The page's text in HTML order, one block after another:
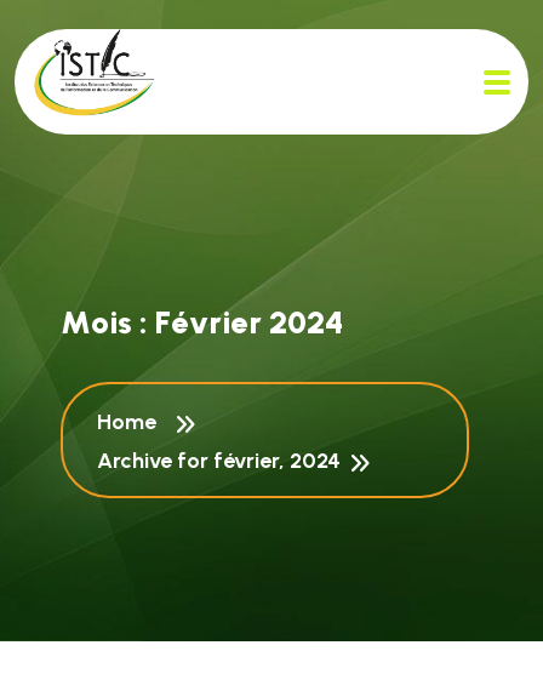
Mois : Février 2024
Home
Archive for février, 2024